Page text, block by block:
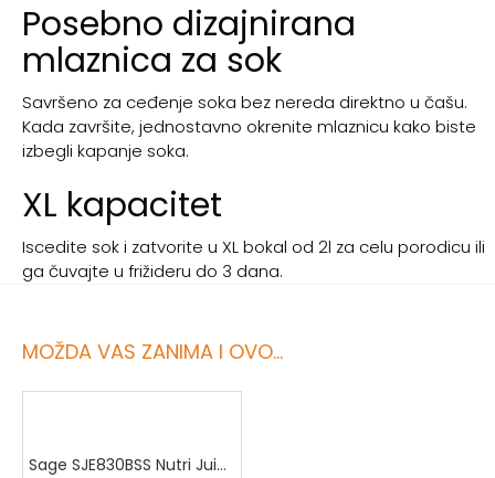
Posebno dizajnirana
mlaznica za sok
Savršeno za ceđenje soka bez nereda direktno u čašu.
Kada završite, jednostavno okrenite mlaznicu kako biste
izbegli kapanje soka.
XL kapacitet
Iscedite sok i zatvorite u XL bokal od 2l za celu porodicu ili
ga čuvajte u frižideru do 3 dana.
MOŽDA VAS ZANIMA I OVO...
Sage SJE830BSS Nutri Juicer™ Cold XL